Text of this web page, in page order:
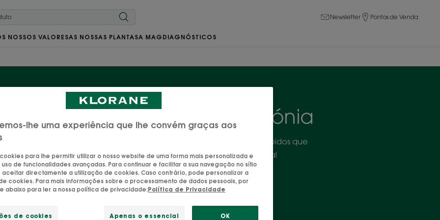
Newsletter Pontos de Venda
NOSSOS VALORESAS NOSSAS PLANTASA MAG DIAGNÓSTICOS
cuidados corporais com peónia
gama de produtos de cuidados corporais naturais* e ecoconcebidos que
sensível e delicada. *Contêm 97% de ingredientes de origem natural
Corpo
lhe uma experiência que lhe convém graças aos
para lhe permitir utilizar o nosso website de uma forma mais personalizada e
de funcionalidades avançadas. Para continuar e facilitar a sua navegação no sítio
aceitar directamente a utilização de cookies. Caso contrário, pode personalizar a
cookies. Para mais informações sobre o processamento de dados pessoais, por
abaixo para ler a nossa política de privacidade:Política de Privacidade
de cookies Apenas o essencial OK